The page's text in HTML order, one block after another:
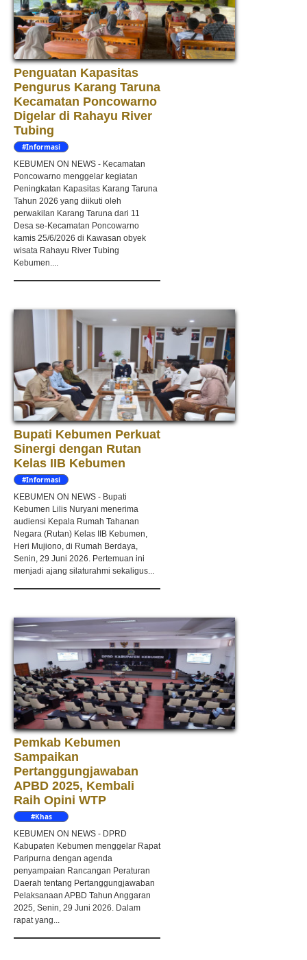
Penguatan Kapasitas
Pengurus Karang Taruna
Kecamatan Poncowarno
Digelar di Rahayu River
Tubing
#Informasi
KEBUMEN ON NEWS - Kecamatan
Poncowarno menggelar kegiatan
Peningkatan Kapasitas Karang Taruna
Tahun 2026 yang diikuti oleh
perwakilan Karang Taruna dari 11
Desa se-Kecamatan Poncowarno
kamis 25/6/2026 di Kawasan obyek
wisata Rahayu River Tubing
Kebumen....
Bupati Kebumen Perkuat
Sinergi dengan Rutan
Kelas IIB Kebumen
#Informasi
KEBUMEN ON NEWS - Bupati
Kebumen Lilis Nuryani menerima
audiensi Kepala Rumah Tahanan
Negara (Rutan) Kelas IIB Kebumen,
Heri Mujiono, di Rumah Berdaya,
Senin, 29 Juni 2026. Pertemuan ini
menjadi ajang silaturahmi sekaligus...
Pemkab Kebumen
Sampaikan
Pertanggungjawaban
APBD 2025, Kembali
Raih Opini WTP
#Khas
KEBUMEN ON NEWS - DPRD
Kabupaten Kebumen menggelar Rapat
Paripurna dengan agenda
penyampaian Rancangan Peraturan
Daerah tentang Pertanggungjawaban
Pelaksanaan APBD Tahun Anggaran
2025, Senin, 29 Juni 2026. Dalam
rapat yang...